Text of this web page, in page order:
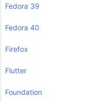
Fedora 39
Fedora 40
Firefox
Flutter
Foundation